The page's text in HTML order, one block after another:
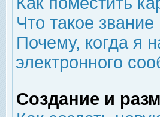
Что такое
Почему, когда я
электронного
Создание и